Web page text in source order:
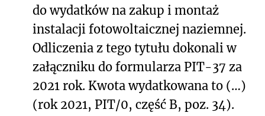
do wydatków na zakup i montaż
instalacji fotowoltaicznej naziemnej.
Odliczenia z tego tytułu dokonali w
załączniku do formularza PIT-37 za
2021 rok. Kwota wydatkowana to (…)
(rok 2021, PIT/0, część B, poz. 34).